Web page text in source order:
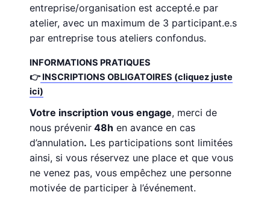
entreprise/organisation est accepté.e par
atelier, avec un maximum de 3 participant.e.s
par entreprise tous ateliers confondus.
INFORMATIONS PRATIQUES
👉 INSCRIPTIONS OBLIGATOIRES (cliquez juste
ici)
Votre inscription vous engage, merci de
nous prévenir 48h en avance en cas
d’annulation. Les participations sont limitées
ainsi, si vous réservez une place et que vous
ne venez pas, vous empêchez une personne
motivée de participer à l’événement.